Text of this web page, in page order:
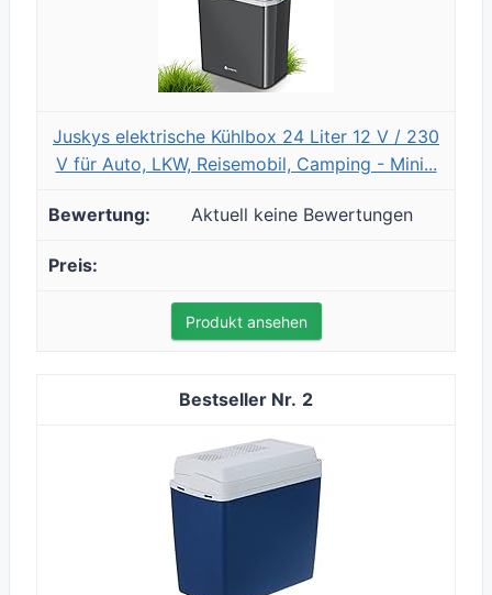
Juskys elektrische Kühlbox 24 Liter 12 V / 230
V für Auto, LKW, Reisemobil, Camping - Mini...
Aktuell keine Bewertungen
Produkt ansehen
2